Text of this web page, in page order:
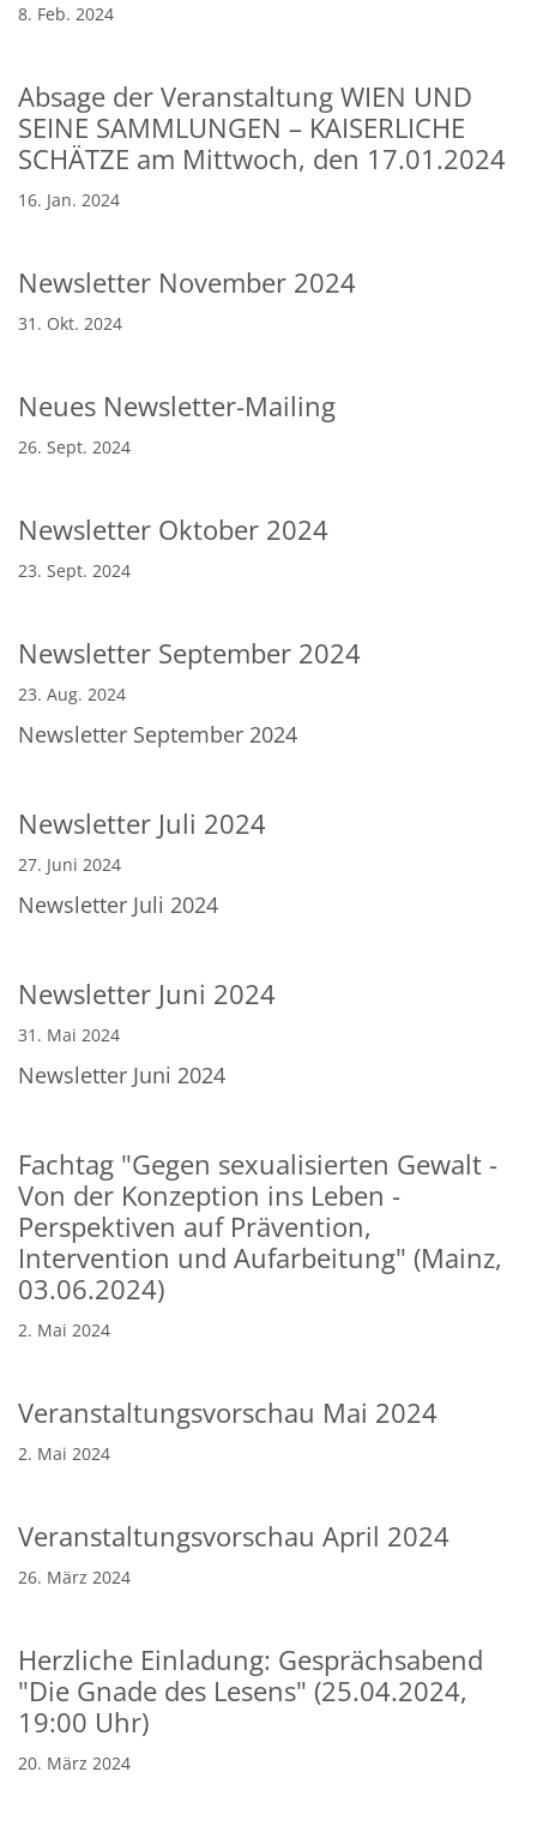
8. Feb. 2024
Absage der Veranstaltung WIEN UND
SEINE SAMMLUNGEN – KAISERLICHE
SCHÄTZE am Mittwoch, den 17.01.2024
16. Jan. 2024
Newsletter November 2024
31. Okt. 2024
Neues Newsletter-Mailing
26. Sept. 2024
Newsletter Oktober 2024
23. Sept. 2024
Newsletter September 2024
23. Aug. 2024
Newsletter September 2024
Newsletter Juli 2024
27. Juni 2024
Newsletter Juli 2024
Newsletter Juni 2024
31. Mai 2024
Newsletter Juni 2024
Fachtag "Gegen sexualisierten Gewalt -
Von der Konzeption ins Leben -
Perspektiven auf Prävention,
Intervention und Aufarbeitung" (Mainz,
03.06.2024)
2. Mai 2024
Veranstaltungsvorschau Mai 2024
2. Mai 2024
Veranstaltungsvorschau April 2024
26. März 2024
Herzliche Einladung: Gesprächsabend
"Die Gnade des Lesens" (25.04.2024,
19:00 Uhr)
20. März 2024